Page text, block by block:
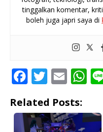
tinggalkan komentar,
boleh juga japri saya di
F
c
e
T
it
te
E
ai
l
W
at
s
Related Posts: